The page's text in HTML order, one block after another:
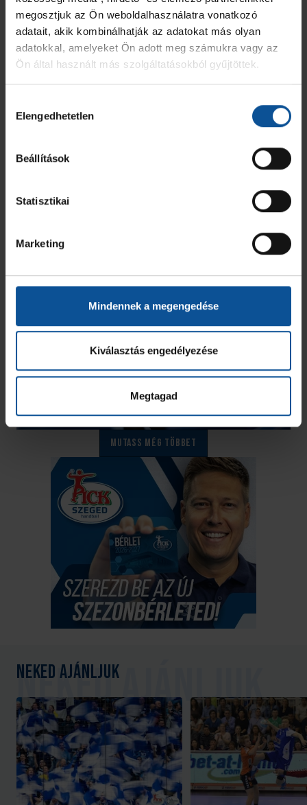
megosztjuk az Ön weboldalhasználatra vonatkozó
adatait, akik kombinálhatják az adatokat más olyan
adatokkal, amelyeket Ön adott meg számukra vagy az
Ön által használt más szolgáltatásokból gyűjtöttek.
kiválasztása
Elengedhetetlen
Beállítások
Statisztikai
Marketing
Mindennek a megengedése
Kiválasztás engedélyezése
Megtagad
Mutass még többet
Neked ajánljuk